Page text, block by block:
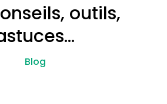
outils,
Blog